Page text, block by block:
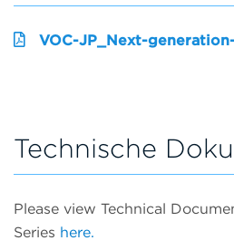
VOC-JP_Next-
Technische
Please view Technical
Series here.